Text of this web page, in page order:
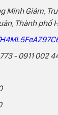
Minh Giám,
Thành phố
- 0911 002